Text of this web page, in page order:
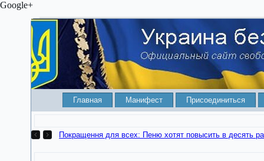
Google+
Главная Манифест Присоединиться
Покращення для всех: Пеню хотят повысить в десять